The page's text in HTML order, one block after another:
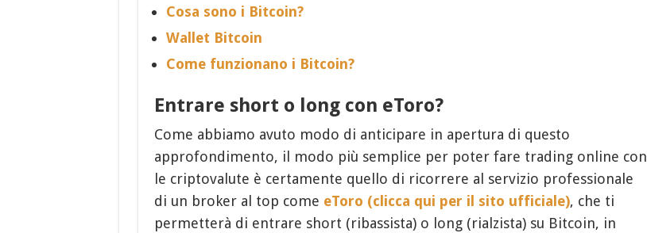
Cosa sono i Bitcoin?
Wallet Bitcoin
Come funzionano i Bitcoin?
Entrare short o long con eToro?
Come abbiamo avuto modo di anticipare in apertura di questo
approfondimento, il modo più semplice per poter fare trading online con
le criptovalute è certamente quello di ricorrere al servizio professionale
di un broker al top come eToro (clicca qui per il sito ufficiale), che ti
permetterà di entrare short (ribassista) o long (rialzista) su Bitcoin, in